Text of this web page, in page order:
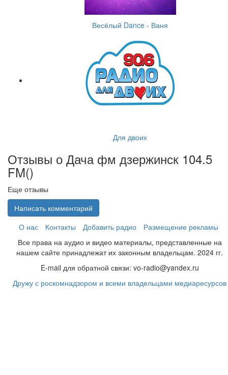
Весёлый Dance - Ваня
Для двоих
Отзывы о Дача фм дзержинск 104.5
FM()
Еще отзывы
Написать комментарий
О нас
Контакты Добавить радио
Размещение рекламы
Все права на аудио и видео материалы, представленные на
нашем сайте принадлежат их законным владельцам. 2024 гг.
E-mail для обратной связи: vo-radio@yandex.ru
Дружу с роскомнадзором и всеми владельцами медиаресурсов